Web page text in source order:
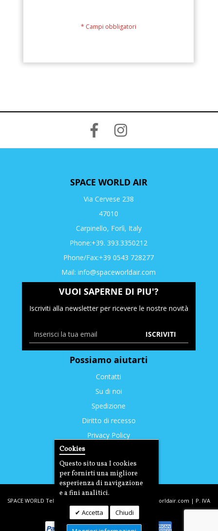
Cookies
Questo sito usa I cookies
per fornirti una migliore
esperienza di navigazione
e a fini analitici.
Accetta Chiudi
SPACE WORLD AIR
Via Cervese 238
47010
Carpinello, Forlì, Italy
Phone:+39. 393.3350212
Phone/Fax:+39 0543 728277
Mail: info@spaceworldair.com
VUOI SAPERNE DI PIU'?
Iscriviti alla newsletter per ricevere le nostre novità
ISCRIVITI
Possiamo aiutarti
Contatti
Su di noi
Spedizione
Diritto di recesso
Privacy Policy
SPACE WORLD Tel: +39. 393.3350212 | email: info@spaceworldair.com | P. IVA
03221290400 | C.F DLTDNL77T31D704G